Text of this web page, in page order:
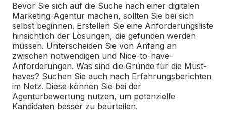
Bevor Sie sich auf die Suche nach einer digitalen
Marketing-Agentur machen, sollten Sie bei sich
selbst beginnen. Erstellen Sie eine Anforderungsliste
hinsichtlich der Lösungen, die gefunden werden
müssen. Unterscheiden Sie von Anfang an
zwischen notwendigen und Nice-to-have-
Anforderungen. Was sind die Gründe für die Must-
haves? Suchen Sie auch nach Erfahrungsberichten
im Netz. Diese können Sie bei der
Agenturbewertung nutzen, um potenzielle
Kandidaten besser zu beurteilen.